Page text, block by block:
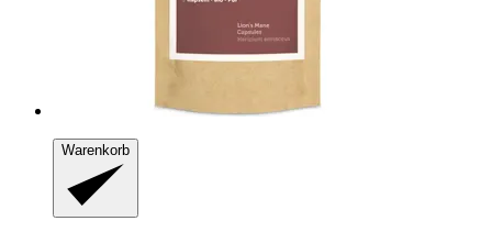
Warenkorb